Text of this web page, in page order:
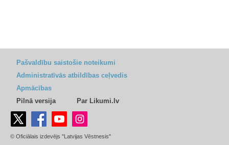
Pašvaldību saistošie noteikumi
Administratīvās atbildības ceļvedis
Apmācības
Pilnā versija
Par Likumi.lv
© Oficiālais izdevējs "Latvijas Vēstnesis"